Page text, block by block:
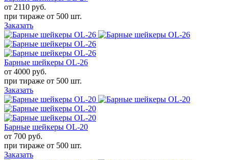
от 2110 руб.
при тираже от 500 шт.
Заказать
Барные шейкеры OL-26
от 4000 руб.
при тираже от 500 шт.
Заказать
Барные шейкеры OL-20
от 700 руб.
при тираже от 500 шт.
Заказать